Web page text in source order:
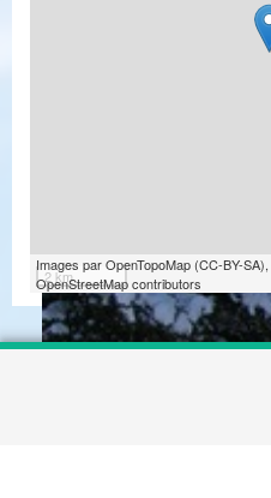
2 km
Images parOpenTopoMap (CC-BY-SA),
OpenStreetMap contributors